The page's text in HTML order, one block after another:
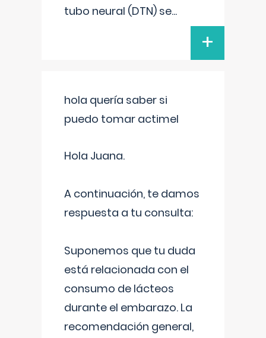
tubo neural (DTN) se...
+
hola quería saber si
puedo tomar actimel
Hola Juana.
A continuación, te damos
respuesta a tu consulta:
Suponemos que tu duda
está relacionada con el
consumo de lácteos
durante el embarazo. La
recomendación general,